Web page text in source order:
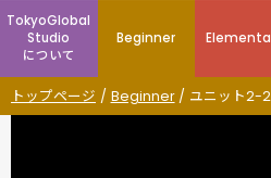
TokyoGlobal
Studio
について
Beginner
トップページ Beginner